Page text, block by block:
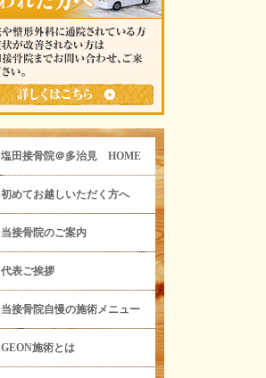
塩田接骨院＠多治見 HOME
初めてお越しいただく方へ
当接骨院のご案内
代表ご挨拶
当接骨院自慢の施術メニュー
GEON施術とは